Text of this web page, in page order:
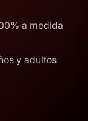
a medida
y adultos